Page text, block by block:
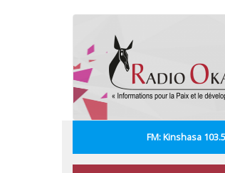
FM: Kinshasa